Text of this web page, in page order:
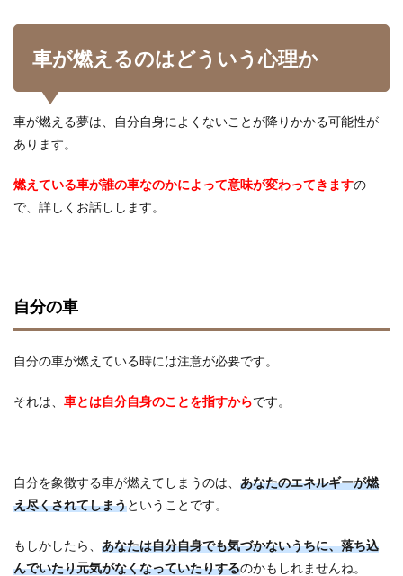
車が燃えるのはどういう心理か
車が燃える夢は、自分自身によくないことが降りかかる可能性が
あります。
燃えている車が誰の車なのかによって意味が変わってきますの
で、詳しくお話しします。
自分の車
自分の車が燃えている時には注意が必要です。
それは、 車とは自分自身のことを指すからです。
自分を象徴する車が燃えてしまうのは、 あなたのエネルギーが燃
え尽くされてしまうということです。
もしかしたら、 あなたは自分自身でも気づかないうちに、落ち込
んでいたり元気がなくなっていたりするのかもしれませんね。